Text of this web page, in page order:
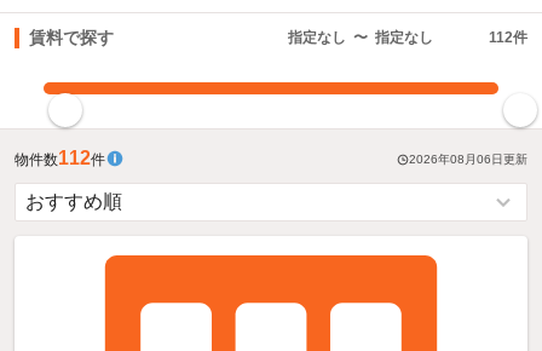
賃料で探す 指定なし 〜 指定なし 112件
物件数112件 2026年08月06日更新